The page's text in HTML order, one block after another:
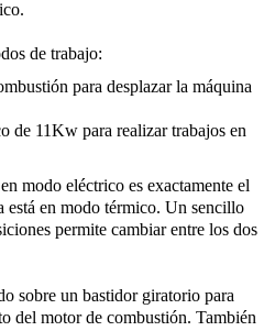
de trabajo:
para desplazar la máquina
de 11Kw para realizar trabajos en
modo eléctrico es exactamente el
está en modo térmico. Un sencillo
permite cambiar entre los dos
sobre un bastidor giratorio para
del motor de combustión. También